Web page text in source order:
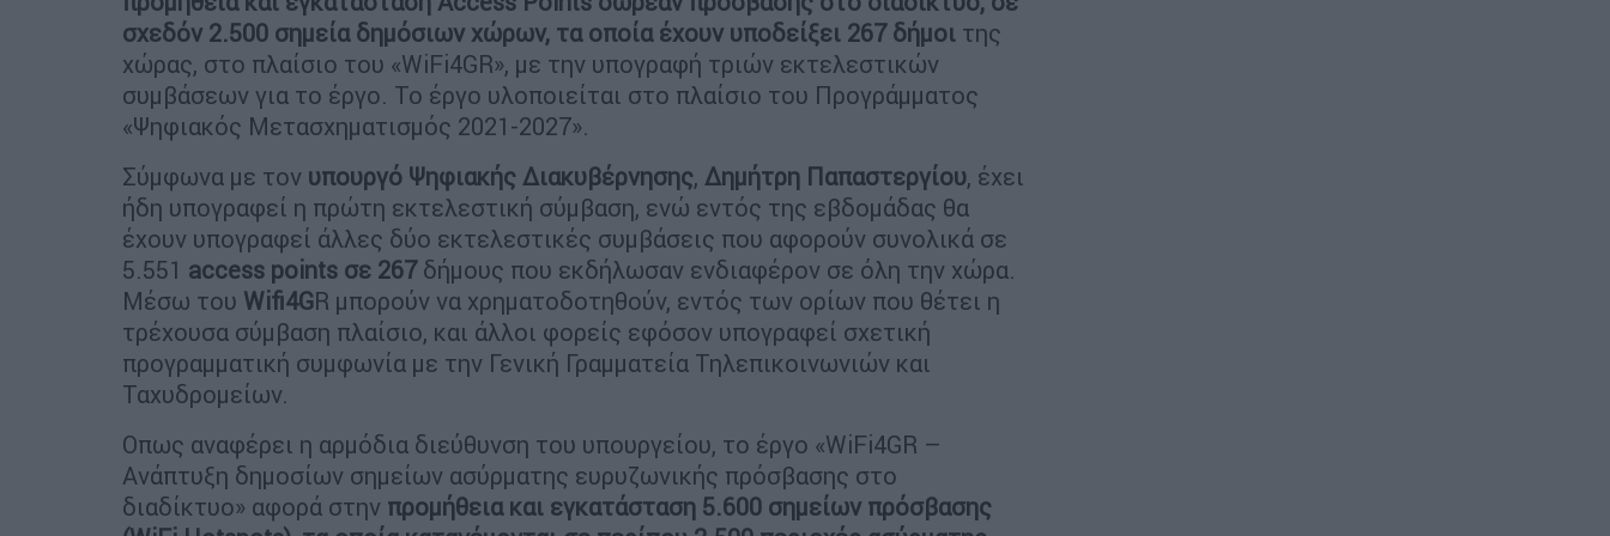
σχεδόν 2.500 σημεία δημόσιων χώρων, τα οποία έχουν υποδείξει 267 δήμοι της
χώρας, στο πλαίσιο του «WiFi4GR», με την υπογραφή τριών εκτελεστικών
συμβάσεων για το έργο. Το έργο υλοποιείται στο πλαίσιο του Προγράμματος
«Ψηφιακός Μετασχηματισμός 2021-2027».
Σύμφωνα με τον υπουργό Ψηφιακής Διακυβέρνησης, Δημήτρη Παπαστεργίου, έχει
ήδη υπογραφεί η πρώτη εκτελεστική σύμβαση, ενώ εντός της εβδομάδας θα
έχουν υπογραφεί άλλες δύο εκτελεστικές συμβάσεις που αφορούν συνολικά σε
5.551 access points σε 267δήμους που εκδήλωσαν ενδιαφέρον σε όλη την χώρα.
Μέσω του Wifi4GR μπορούν να χρηματοδοτηθούν, εντός των ορίων που θέτει η
τρέχουσα σύμβαση πλαίσιο, και άλλοι φορείς εφόσον υπογραφεί σχετική
προγραμματική συμφωνία με την Γενική Γραμματεία Τηλεπικοινωνιών και
Ταχυδρομείων.
Οπως αναφέρει η αρμόδια διεύθυνση του υπουργείου, το έργο «WiFi4GR –
Ανάπτυξη δημοσίων σημείων ασύρματης ευρυζωνικής πρόσβασης στο
διαδίκτυο» αφορά στην προμήθεια και εγκατάσταση 5.600 σημείων πρόσβασης